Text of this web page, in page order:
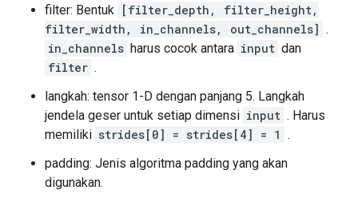
filter: Bentuk [filter_depth, filter_height,
filter_width, in_channels, out_channels] .
in_channels harus cocok antara input dan
filter .
langkah: tensor 1-D dengan panjang 5. Langkah
jendela geser untuk setiap dimensi input . Harus
memiliki strides[0] = strides[4] = 1 .
padding: Jenis algoritma padding yang akan
digunakan.